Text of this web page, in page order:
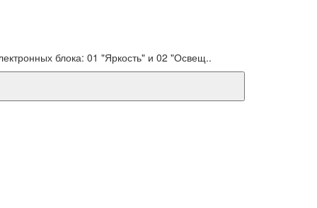
блока: 01 "Яркость" и 02 "Освещ..